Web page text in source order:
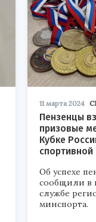
11 марта 2024
Пензенцы
призовые
Кубке
Об успехе
сообщили в
службе
минспорта.